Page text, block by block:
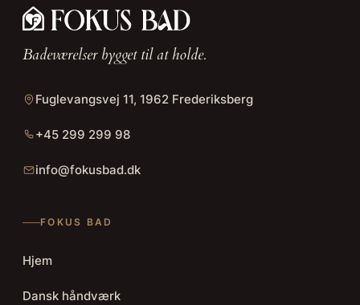
Badeværelser bygget til at holde.
Fuglevangsvej 11, 1962 Frederiksberg
+45 299 299 98
info@fokusbad.dk
FOKUS BAD
Hjem
Dansk håndværk